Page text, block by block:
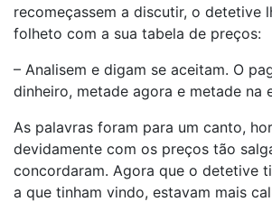
recomeçassem a discutir, o detetive
folheto com a sua tabela de preços:
– Analisem e digam se aceitam. O
dinheiro, metade agora e metade na
As palavras foram para um canto,
devidamente com os preços tão
concordaram. Agora que o detetive
a que tinham vindo, estavam mais